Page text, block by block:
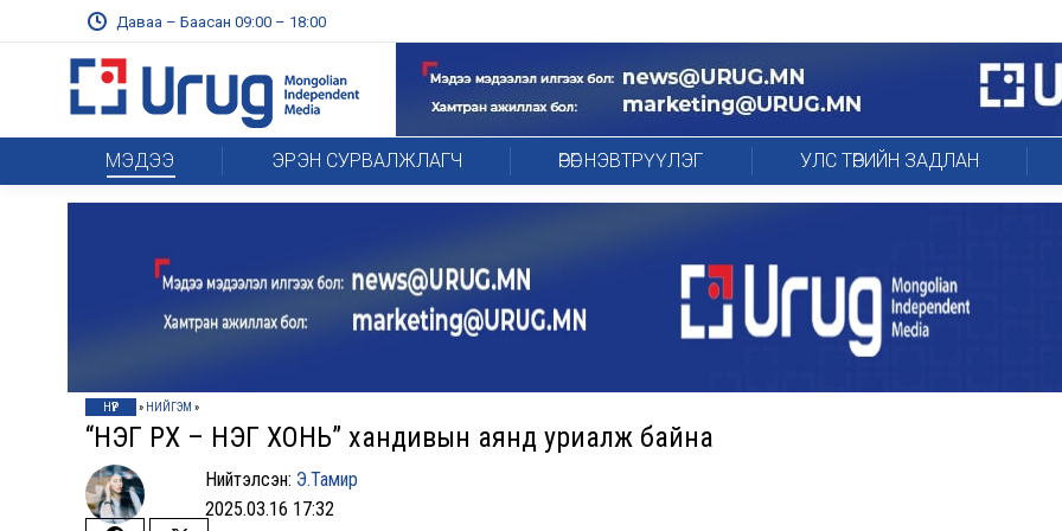
Даваа – Баасан 09:00 – 18:00
МЭДЭЭ ЭРЭН СУРВАЛЖЛАГЧ ӨРӨГ НЭВТРҮҮЛЭГ УЛС ТӨРИЙН ЗАДЛАН
НҮҮР » НИЙГЭМ »
“НЭГ ӨРХ – НЭГ ХОНЬ” хандивын аянд уриалж байна
Нийтэлсэн: Э.Тамир
2025.03.16 17:32